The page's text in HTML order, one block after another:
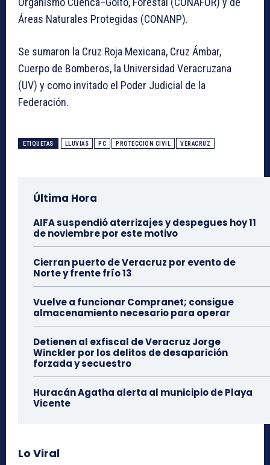
Áreas Naturales Protegidas (CONANP).
Se sumaron la Cruz Roja Mexicana, Cruz Ámbar,
Cuerpo de Bomberos, la Universidad Veracruzana
(UV) y como invitado el Poder Judicial de la
Federación.
ETIQUETAS LLUVIAS PC PROTECCIÓN CIVIL VERACRUZ
Última Hora
AIFA suspendió aterrizajes y despegues hoy 11
de noviembre por este motivo
Cierran puerto de Veracruz por evento de
Norte y frente frío 13
Vuelve a funcionar Compranet; consigue
almacenamiento necesario para operar
Detienen al exfiscal de Veracruz Jorge
Winckler por los delitos de desaparición
forzada y secuestro
Huracán Agatha alerta al municipio de Playa
Vicente
Lo Viral